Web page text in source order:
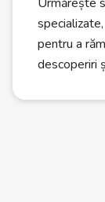
pentru a
descoperiri